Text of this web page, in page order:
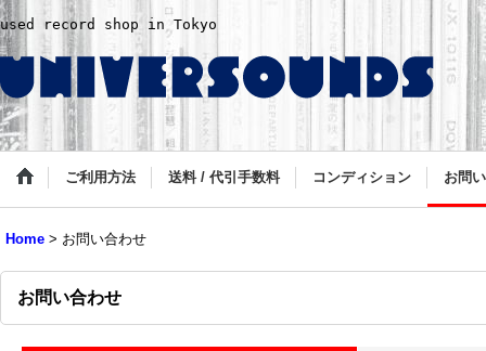
used record shop in Tokyo
ご利用方法 送料 / 代引手数料 コンディション お問
Home > お問い合わせ
お問い合わせ